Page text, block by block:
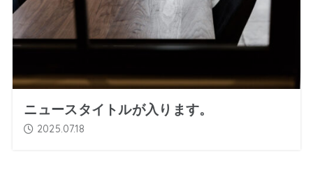
ニュースタイトルが入ります。
2025.07.18